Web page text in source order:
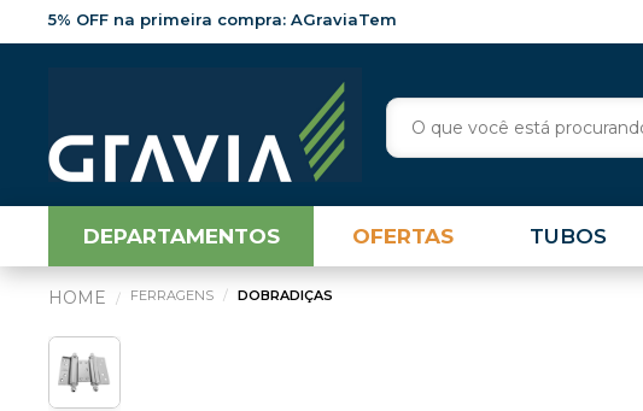
5% OFF na primeira compra: AGraviaTem
DEPARTAMENTOS OFERTAS TUBOS
FERRAGENS DOBRADIÇAS